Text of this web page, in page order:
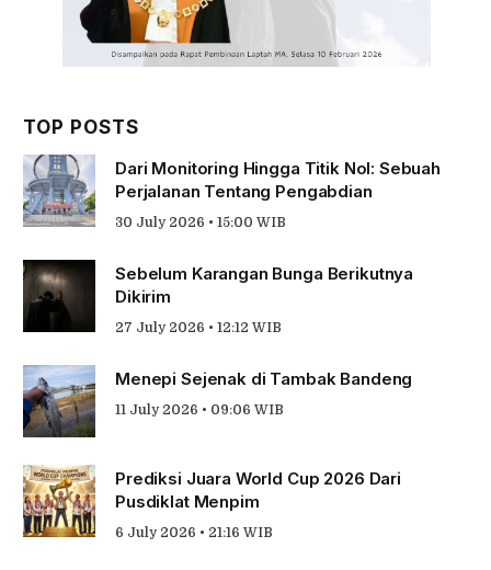
TOP POSTS
Dari Monitoring Hingga Titik Nol: Sebuah
Perjalanan Tentang Pengabdian
30 July 2026 • 15:00 WIB
Sebelum Karangan Bunga Berikutnya
Dikirim
27 July 2026 • 12:12 WIB
Menepi Sejenak di Tambak Bandeng
11 July 2026 • 09:06 WIB
Prediksi Juara World Cup 2026 Dari
Pusdiklat Menpim
6 July 2026 • 21:16 WIB